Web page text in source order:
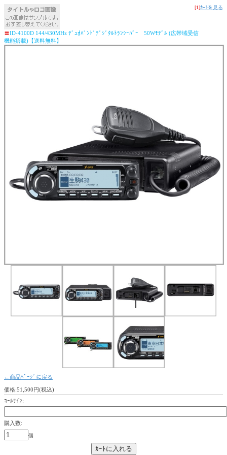
[1]ｶｰﾄを見る
〓ID-4100D 144/430MHz ﾃﾞｭｵﾊﾞﾝﾄﾞﾃﾞｼﾞﾀﾙﾄﾗﾝｼｰﾊﾞｰ 50Wﾓﾃﾞﾙ (広帯域受信
機能搭載)【送料無料】
←商品ﾍﾟｰｼﾞに戻る
価格:51,500円(税込)
ｺｰﾙｻｲﾝ:
購入数:
個